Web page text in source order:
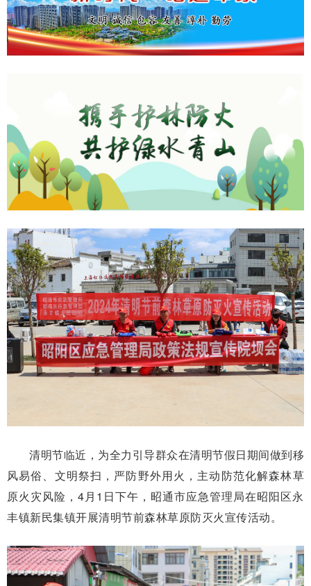
清明节临近，为全力引导群众在清明节假日期间做到移
风易俗、文明祭扫，严防野外用火，主动防范化解森林草
原火灾风险，4月1日下午，昭通市应急管理局在昭阳区永
丰镇新民集镇开展清明节前森林草原防灭火宣传活动。